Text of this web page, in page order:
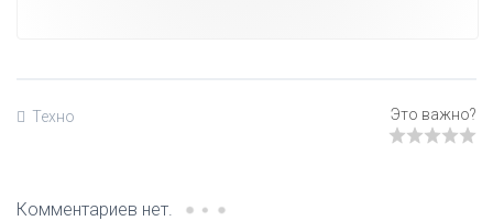
Техно
Комментариев нет.